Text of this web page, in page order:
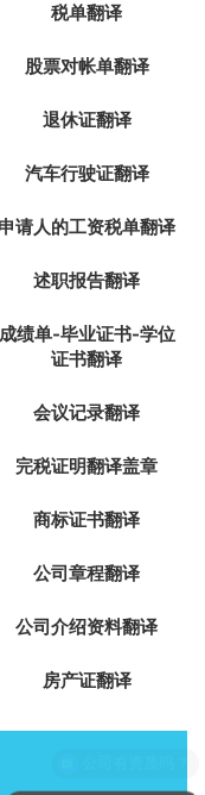
税单翻译
股票对帐单翻译
退休证翻译
汽车行驶证翻译
申请人的工资税单翻译
述职报告翻译
成绩单-毕业证书-学位
证书翻译
会议记录翻译
完税证明翻译盖章
商标证书翻译
公司章程翻译
公司介绍资料翻译
房产证翻译